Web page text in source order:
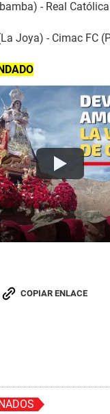
- Real
Joya) - Cimac FC
COPIAR ENLACE